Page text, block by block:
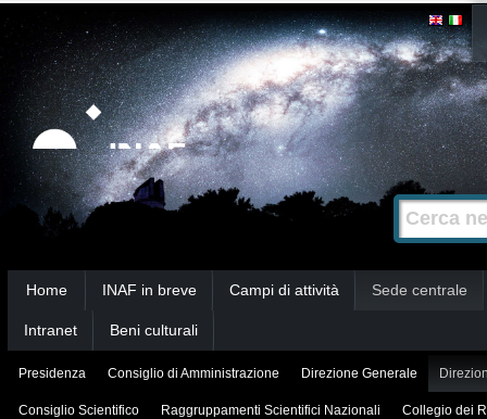
Strumenti
personali
Salta
contenuti.
|
Salta
alla
navigazione
Cerca nel
Ricerca
avanzata…
Home INAF in breve Campi di attività Sede centrale
Intranet Beni culturali
Presidenza Consiglio di Amministrazione Direzione Generale
Consiglio Scientifico Raggruppamenti Scientifici Nazionali Collegio dei